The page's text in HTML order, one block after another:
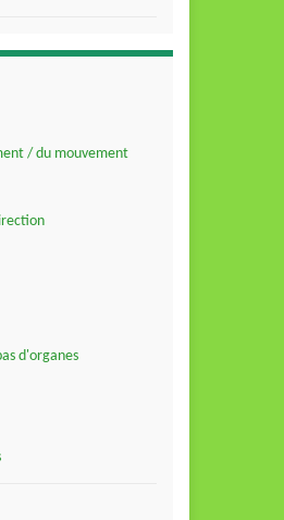
/ du mouvement
d'organes